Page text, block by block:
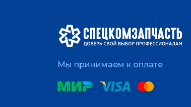
Мы принимаем к оплате